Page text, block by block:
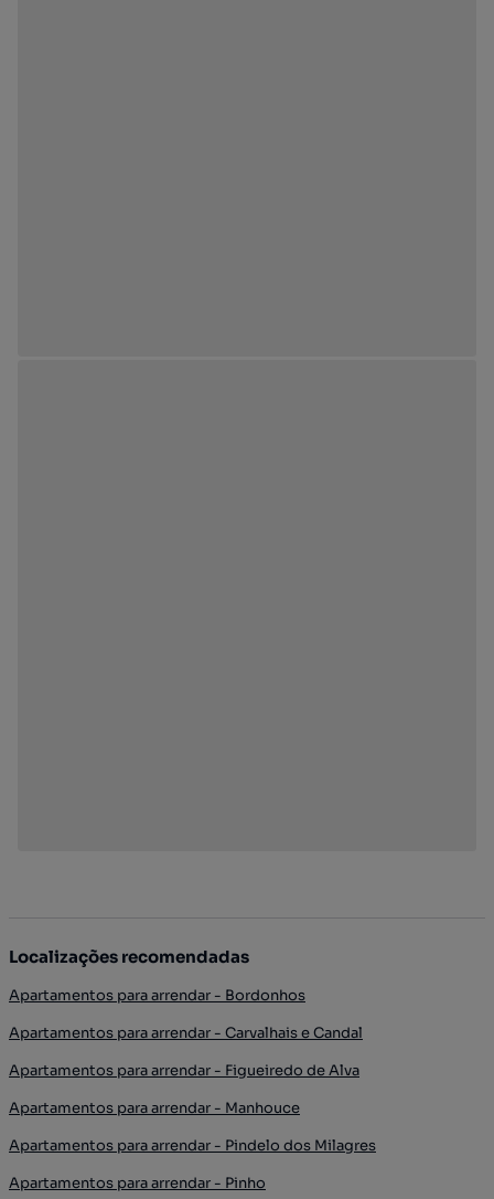
Localizações recomendadas
Apartamentos para arrendar - Bordonhos
Apartamentos para arrendar - Carvalhais e Candal
Apartamentos para arrendar - Figueiredo de Alva
Apartamentos para arrendar - Manhouce
Apartamentos para arrendar - Pindelo dos Milagres
Apartamentos para arrendar - Pinho